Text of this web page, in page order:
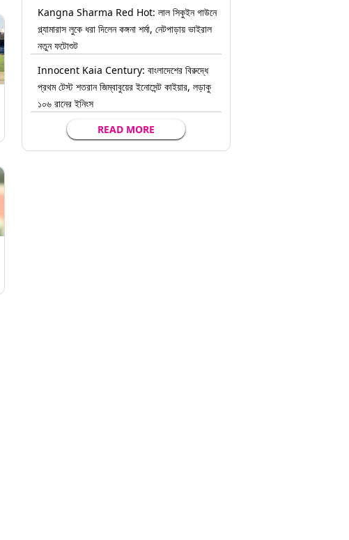
Kangna Sharma Red Hot: লাল সিকুইন গাউনে
গ্ল্যামারাস লুকে ধরা দিলেন কঙ্গনা শর্মা, নেটপাড়ায় ভাইরাল
নতুন ফটোশুট
Innocent Kaia Century: বাংলাদেশের বিরুদ্ধে
প্রথম টেস্ট শতরান জিম্বাবুয়ের ইনোসেন্ট কাইয়ার, লড়াকু
১০৬ রানের ইনিংস
READ MORE